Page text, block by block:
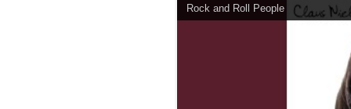
Rock and Roll People